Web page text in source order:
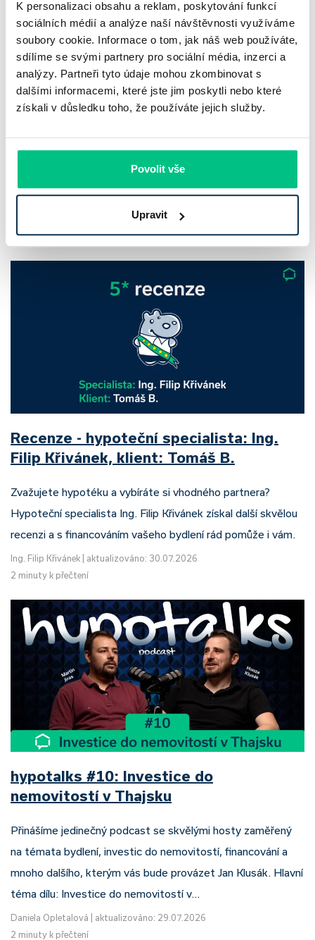
K personalizaci obsahu a reklam, poskytování funkcí
sociálních médií a analýze naší návštěvnosti využíváme
soubory cookie. Informace o tom, jak náš web používáte,
sdílíme se svými partnery pro sociální média, inzerci a
analýzy. Partneři tyto údaje mohou zkombinovat s
dalšími informacemi, které jste jim poskytli nebo které
získali v důsledku toho, že používáte jejich služby.
Povolit vše
Upravit
Komerční banka: pokles zisku
neznamená slabší banku
Komerční banka nabízí docela plastický obrázek dnešního
bankovního trhu. Na jedné straně jí podle zadaného rámce
klesl zisk na 8,5 miliardy korun, na druhé ale dál výrazně
Pavel Pohanka|aktualizováno: 31.07.2026
Recenze - hypoteční specialista: Ing.
Filip Křivánek, klient: Tomáš B.
Zvažujete hypotéku a vybíráte si vhodného partnera?
Hypoteční specialista Ing. Filip Křivánek získal další skvělou
recenzi a s financováním vašeho bydlení rád pomůže i vám.
Ing. Filip Křivánek
aktualizováno: 30.07.2026
2 minuty k přečtení
hypotalks #10: Investice do
nemovitostí v Thajsku
Přinášíme jedinečný podcast se skvělými hosty zaměřený
na témata bydlení, investic do nemovitostí, financování a
mnoho dalšího, kterým vás bude provázet Jan Klusák. Hlavní
téma dílu: Investice do nemovitostí v…
Daniela Opletalová
aktualizováno: 29.07.2026
2 minuty k přečtení